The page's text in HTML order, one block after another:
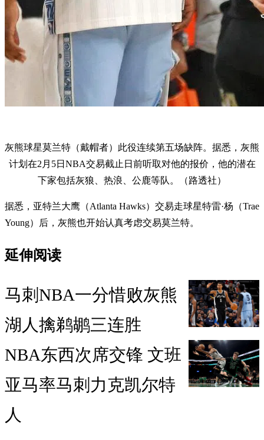
灰熊球星莫兰特（戴帽者）此役连续第五场缺阵。据悉，灰熊
计划在2月5日NBA交易截止日前听取对他的报价，他的潜在
下家包括灰狼、热浪、公鹿等队。（路透社）
据悉，亚特兰大鹰（Atlanta Hawks）交易走球星特雷·杨（Trae
Young）后，灰熊也开始认真考虑交易莫兰特。
延伸阅读
马刺NBA一分惜败灰熊
湖人擒鹈鹕三连胜
NBA东西次席交锋 文班
亚马率马刺力克凯尔特
人